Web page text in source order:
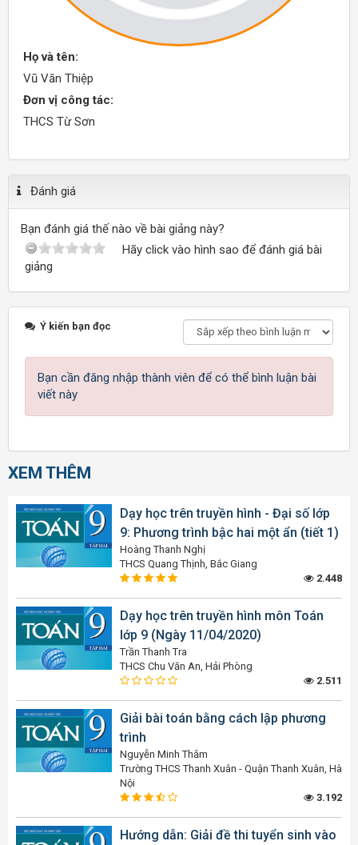
Họ và tên:
Vũ Văn Thiệp
Đơn vị công tác:
THCS Từ Sơn
Đánh giá
Bạn đánh giá thế nào về bài giảng này?
Hãy click vào hình sao để đánh giá bài
giảng
Ý kiến bạn đọc
Bạn cần đăng nhập thành viên để có thể bình luận bài
viết này
XEM THÊM
Dạy học trên truyền hình - Đại số lớp
9: Phương trình bậc hai một ẩn (tiết 1)
Hoàng Thanh Nghị
THCS Quang Thịnh, Bắc Giang
2.448
Dạy học trên truyền hình môn Toán
lớp 9 (Ngày 11/04/2020)
Trần Thanh Tra
THCS Chu Văn An, Hải Phòng
2.511
Giải bài toán bằng cách lập phương
trình
Nguyễn Minh Thắm
Trường THCS Thanh Xuân - Quận Thanh Xuân, Hà
Nội
3.192
Hướng dẫn: Giải đề thi tuyển sinh vào